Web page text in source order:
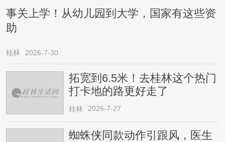
事关上学！从幼儿园到大学，国家有这些资
助
桂林 2026-7-30
拓宽到6.5米！去桂林这个热门
打卡地的路更好走了
桂林 2026-7-27
蜘蛛侠同款动作引跟风，医生